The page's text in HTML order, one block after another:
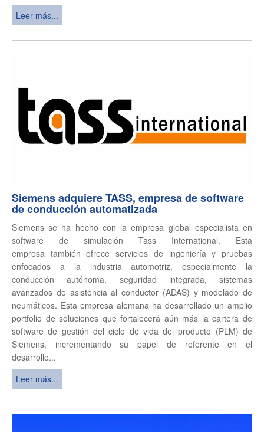
Leer más...
Siemens adquiere TASS, empresa de software
de conducción automatizada
Siemens se ha hecho con la empresa global especialista en
software de simulación Tass International. Esta
empresa también ofrece servicios de ingeniería y pruebas
enfocados a la industria automotriz, especialmente la
conducción autónoma, seguridad integrada, sistemas
avanzados de asistencia al conductor (ADAS) y modelado de
neumáticos. Esta empresa alemana ha desarrollado un amplio
portfolio de soluciones que fortalecerá aún más la cartera de
software de gestión del ciclo de vida del producto (PLM) de
Siemens, incrementando su papel de referente en el
desarrollo...
Leer más...